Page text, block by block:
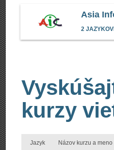
Asia
2
kurzy
Jazyk Názov kurzu a meno